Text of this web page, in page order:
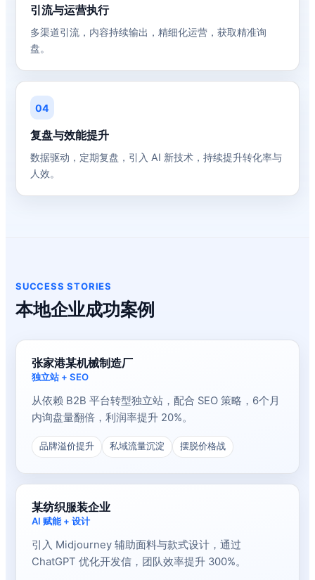
引流与运营执行
多渠道引流，内容持续输出，精细化运营，获取精准询
盘。
04
复盘与效能提升
数据驱动，定期复盘，引入 AI 新技术，持续提升转化率与
人效。
SUCCESS STORIES
本地企业成功案例
张家港某机械制造厂
独立站 + SEO
从依赖 B2B 平台转型独立站，配合 SEO 策略，6个月
内询盘量翻倍，利润率提升 20%。
品牌溢价提升 私域流量沉淀 摆脱价格战
某纺织服装企业
AI 赋能 + 设计
引入 Midjourney 辅助面料与款式设计，通过
ChatGPT 优化开发信，团队效率提升 300%。